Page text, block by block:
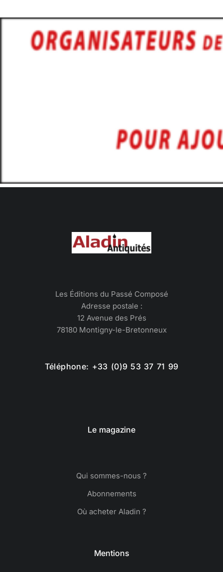
Les Éditions du Passé Composé
Adresse postale :
12 Avenue des Prés
78180 Montigny-le-Bretonneux
Téléphone: +33 (0)9 53 37 71 99
Le magazine
Qui sommes-nous ?
Abonnements
Où acheter Aladin ?
Mentions